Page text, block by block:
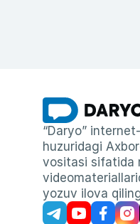
“Daryo”
huzuridagi
vositasi sifatida
yozuv ilova